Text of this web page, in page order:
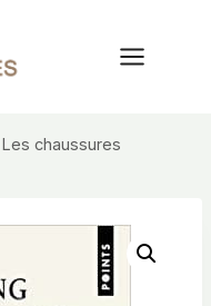
Les chaussures